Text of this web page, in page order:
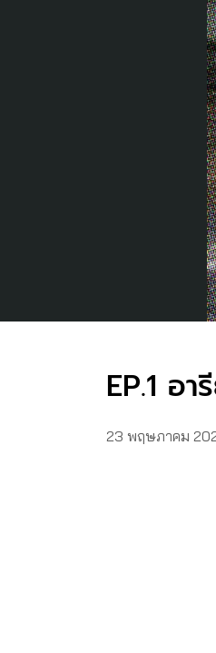
EP.1 อ
23 พฤษภาคม